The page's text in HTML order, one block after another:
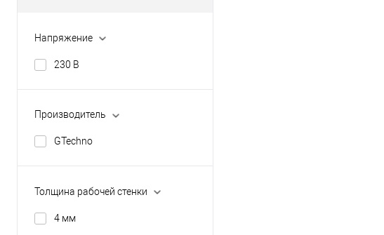
Напряжение
230 В
Производитель
GTechno
Толщина рабочей стенки
4 мм